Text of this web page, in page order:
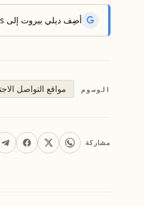
أضِف ديلي بيروت إلى Google News لتتلقّى أحدث الأخبار أوّلاً.
الوسوم مواقع التواصل
مشاركة